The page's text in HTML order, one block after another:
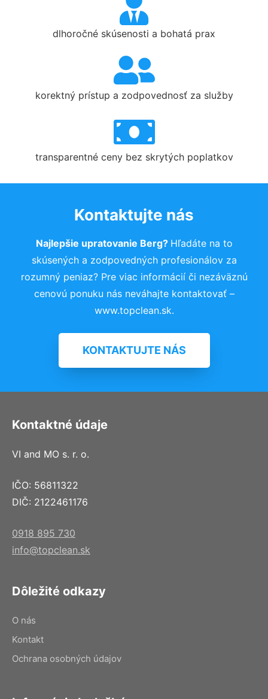
dlhoročné skúsenosti a bohatá prax
korektný prístup a zodpovednosť za služby
transparentné ceny bez skrytých poplatkov
Kontaktujte nás
Najlepšie upratovanie Berg? Hľadáte na to
skúsených a zodpovedných profesionálov za
rozumný peniaz? Pre viac informácií či nezáväznú
cenovú ponuku nás neváhajte kontaktovať –
www.topclean.sk.
KONTAKTUJTE NÁS
Kontaktné údaje
VI and MO s. r. o.
IČO: 56811322
DIČ: 2122461176
0918 895 730
info@topclean.sk
Dôležité odkazy
O nás
Kontakt
Ochrana osobných údajov